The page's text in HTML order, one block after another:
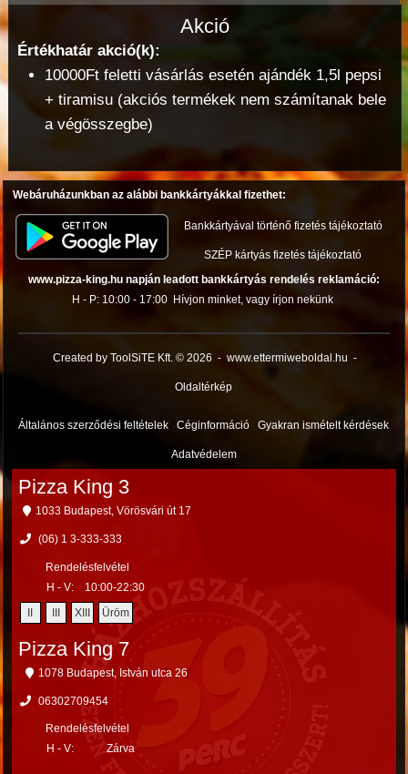
Akció
Értékhatár akció(k):
10000Ft feletti vásárlás esetén ajándék 1,5l pepsi
+ tiramisu (akciós termékek nem számítanak bele
a végösszegbe)
Webáruházunkban az alábbi bankkártyákkal fizethet:
Bankkártyával történő fizetés tájékoztató
SZÉP kártyás fizetés tájékoztató
www.pizza-king.hu napján leadott bankkártyás rendelés reklamáció:
H - P: 10:00 - 17:00 Hívjon minket, vagy írjon nekünk
Created by ToolSiTE Kft. © 2026 - www.ettermiweboldal.hu -
Oldaltérkép
Általános szerződési feltételek Céginformáció Gyakran ismételt kérdések
Adatvédelem
Pizza King 3
1033 Budapest, Vörösvári út 17
(06) 1 3-333-333
Rendelésfelvétel
H - V:
10:00-22:30
II III XIII Üröm
Pizza King 7
1078 Budapest, István utca 26
06302709454
Rendelésfelvétel
H - V:
Zárva